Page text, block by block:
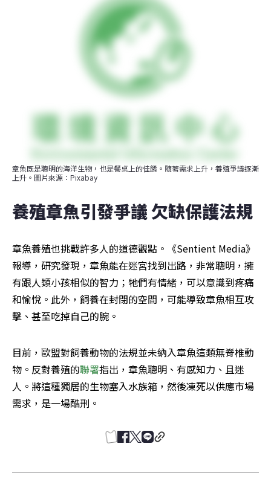
章魚既是聰明的海洋生物，也是餐桌上的佳餚。隨著需求上升，養殖爭議逐漸
上升。圖片來源：Pixabay
養殖章魚引發爭議 欠缺保護法規
章魚養殖也挑戰許多人的道德觀點。《Sentient Media》
報導，研究發現，章魚能在迷宮找到出路，非常聰明，擁
有跟人類小孩相似的智力；牠們有情緒，可以意識到疼痛
和愉悅。此外，飼養在封閉的空間，可能導致章魚相互攻
擊、甚至吃掉自己的腕。
目前，歐盟對飼養動物的法規並未納入章魚這類無脊椎動
物。反對養殖的聯署指出，章魚聰明、有感知力、且迷
人。將這種獨居的生物塞入水族箱，然後凍死以供應市場
需求，是一場酷刑。